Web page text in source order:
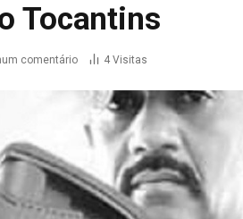
Tocantins
comentário 4 Visitas